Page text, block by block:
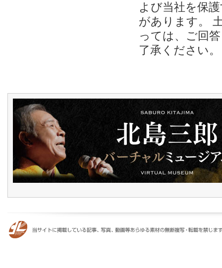
よび当社を保
があります。
っては、ご回
了承ください。